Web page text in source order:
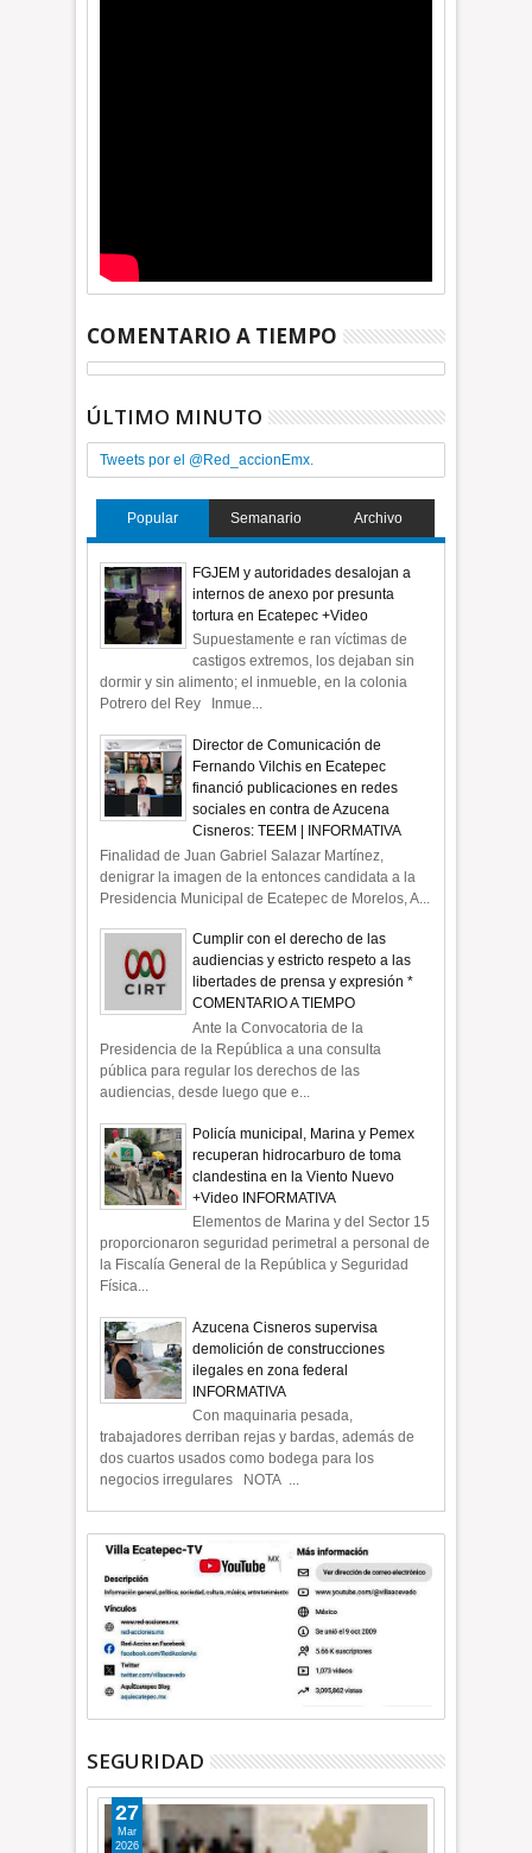
COMENTARIO A TIEMPO
ÚLTIMO MINUTO
Tweets por el @Red_accionEmx.
Popular Semanario Archivo
FGJEM y autoridades desalojan a
internos de anexo por presunta
tortura en Ecatepec +Video
Supuestamente e ran víctimas de
castigos extremos, los dejaban sin
dormir y sin alimento; el inmueble, en la colonia
Potrero del Rey Inmue...
Director de Comunicación de
Fernando Vilchis en Ecatepec
financió publicaciones en redes
sociales en contra de Azucena
Cisneros: TEEM | INFORMATIVA
Finalidad de Juan Gabriel Salazar Martínez,
denigrar la imagen de la entonces candidata a la
Presidencia Municipal de Ecatepec de Morelos, A...
Cumplir con el derecho de las
audiencias y estricto respeto a las
libertades de prensa y expresión *
COMENTARIO A TIEMPO
Ante la Convocatoria de la
Presidencia de la República a una consulta
pública para regular los derechos de las
audiencias, desde luego que e...
Policía municipal, Marina y Pemex
recuperan hidrocarburo de toma
clandestina en la Viento Nuevo
+Video INFORMATIVA
Elementos de Marina y del Sector 15
proporcionaron seguridad perimetral a personal de
la Fiscalía General de la República y Seguridad
Física...
Azucena Cisneros supervisa
demolición de construcciones
ilegales en zona federal
INFORMATIVA
Con maquinaria pesada,
trabajadores derriban rejas y bardas, además de
dos cuartos usados como bodega para los
negocios irregulares NOTA ...
SEGURIDAD
27
Mar
2026